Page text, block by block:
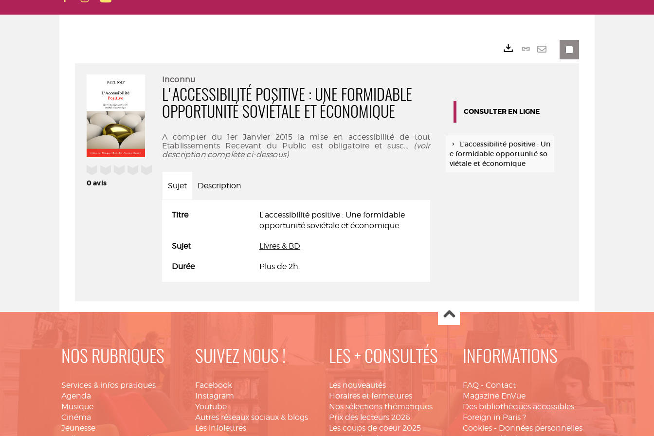
0avis
Inconnu
L'ACCESSIBILITÉ POSITIVE : UNE FORMIDABLE
OPPORTUNITÉ SOVIÉTALE ET ÉCONOMIQUE
A compter du 1er Janvier 2015 la mise en accessibilité de tout
Etablissements Recevant du Public est obligatoire et susc... (voir
description complète ci-dessous)
Sujet Description
Titre
L'accessibilité positive : Une formidable
opportunité soviétale et économique
Sujet Livres & BD
Durée Plus de 2h.
Lien
CONSULTER EN LIGNE
L'accessibilité positive : Un
e formidable opportunité so
viétale et économique
NOS RUBRIQUES
Services & infos pratiques
Agenda
Musique
Cinéma
Jeunesse
SUIVEZ NOUS !
Facebook
Instagram
Youtube
Autres réseaux sociaux & blogs
Les infolettres
LES + CONSULTÉS
Les nouveautés
Horaires et fermetures
Nos sélections thématiques
Prix des lecteurs 2026
Les coups de coeur 2025
INFORMATIONS
FAQ - Contact
Magazine EnVue
Des bibliothèques accessibles
Foreign in Paris ?
Cookies - Données personnelles